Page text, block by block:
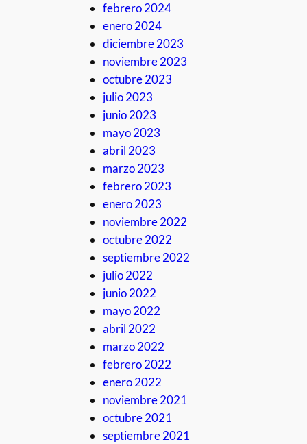
febrero 2024
enero 2024
diciembre 2023
noviembre 2023
octubre 2023
julio 2023
junio 2023
mayo 2023
abril 2023
marzo 2023
febrero 2023
enero 2023
noviembre 2022
octubre 2022
septiembre 2022
julio 2022
junio 2022
mayo 2022
abril 2022
marzo 2022
febrero 2022
enero 2022
noviembre 2021
octubre 2021
septiembre 2021